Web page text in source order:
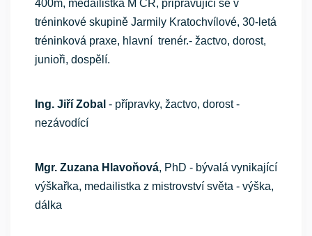
400m, medailistka M ČR, připravující se v
tréninkové skupině Jarmily Kratochvílové, 30-letá
tréninková praxe, hlavní trenér.- žactvo, dorost,
junioři, dospělí.
Ing. Jiří Zobal - přípravky, žactvo, dorost -
nezávodící
Mgr. Zuzana Hlavoňová, PhD - bývalá vynikající
výškařka, medailistka z mistrovství světa - výška,
dálka